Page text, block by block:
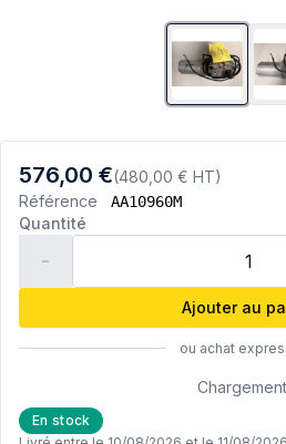
576,00 €(480,00 € HT)
Référence
AA10960M
Quantité
-
Ajouter au
ou achat
En stock